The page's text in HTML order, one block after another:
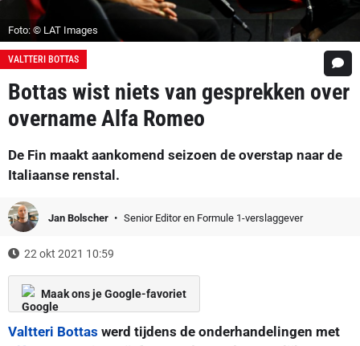
Foto: © LAT Images
VALTTERI BOTTAS
Bottas wist niets van gesprekken over
overname Alfa Romeo
De Fin maakt aankomend seizoen de overstap naar de
Italiaanse renstal.
Jan Bolscher Senior Editor en Formule 1-verslaggever
22 okt 2021 10:59
Maak ons je Google-favoriet
Valtteri Bottas werd tijdens de onderhandelingen met